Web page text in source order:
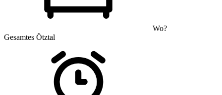
Wo?
Gesamtes Ötztal